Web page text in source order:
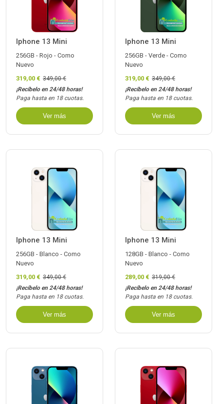
Iphone 13 Mini
256GB - Rojo - Como
Nuevo
319,00 € 349,00 €
¡Recíbelo en 24/48 horas!
Paga hasta en 18 cuotas.
Ver más
Iphone 13 Mini
256GB - Verde - Como
Nuevo
319,00 € 349,00 €
¡Recíbelo en 24/48 horas!
Paga hasta en 18 cuotas.
Ver más
Iphone 13 Mini
256GB - Blanco - Como
Nuevo
319,00 € 349,00 €
¡Recíbelo en 24/48 horas!
Paga hasta en 18 cuotas.
Ver más
Iphone 13 Mini
128GB - Blanco - Como
Nuevo
289,00 € 319,00 €
¡Recíbelo en 24/48 horas!
Paga hasta en 18 cuotas.
Ver más